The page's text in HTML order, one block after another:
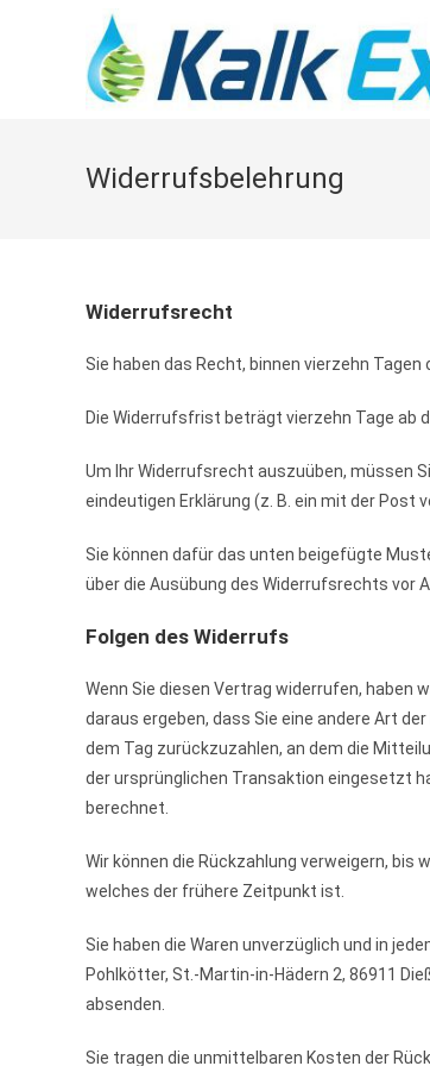
Widerrufsbelehrung
Widerrufsrecht
Sie haben das Recht, binnen vierzehn
Die Widerrufsfrist beträgt vierzehn Tage ab
Um Ihr Widerrufsrecht auszuüben, müssen
eindeutigen Erklärung (z. B. ein mit der Post
Sie können dafür das unten beigefügte
über die Ausübung des Widerrufsrechts vor
Folgen des Widerrufs
Wenn Sie diesen Vertrag widerrufen, haben
daraus ergeben, dass Sie eine andere Art
dem Tag zurückzuzahlen, an dem die
der ursprünglichen Transaktion eingesetzt
berechnet.
Wir können die Rückzahlung verweigern, bis
welches der frühere Zeitpunkt ist.
Sie haben die Waren unverzüglich und in
Pohlkötter, St.-Martin-in-Hädern 2, 86911
absenden.
Sie tragen die unmittelbaren Kosten der